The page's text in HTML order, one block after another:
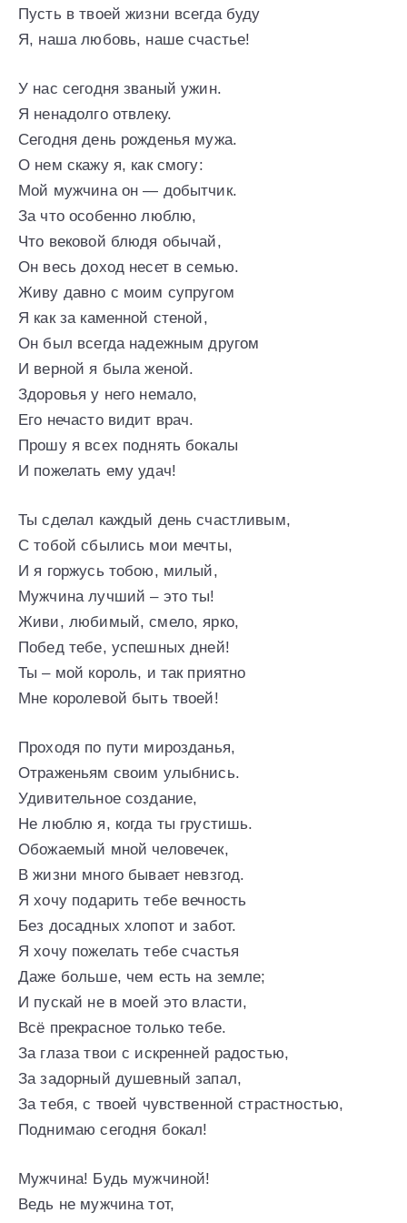
Пусть в твоей жизни всегда буду
Я, наша любовь, наше счастье!
У нас сегодня званый ужин.
Я ненадолго отвлеку.
Сегодня день рожденья мужа.
О нем скажу я, как смогу:
Мой мужчина он — добытчик.
За что особенно люблю,
Что вековой блюдя обычай,
Он весь доход несет в семью.
Живу давно с моим супругом
Я как за каменной стеной,
Он был всегда надежным другом
И верной я была женой.
Здоровья у него немало,
Его нечасто видит врач.
Прошу я всех поднять бокалы
И пожелать ему удач!
Ты сделал каждый день счастливым,
С тобой сбылись мои мечты,
И я горжусь тобою, милый,
Мужчина лучший – это ты!
Живи, любимый, смело, ярко,
Побед тебе, успешных дней!
Ты – мой король, и так приятно
Мне королевой быть твоей!
Проходя по пути мирозданья,
Отраженьям своим улыбнись.
Удивительное создание,
Не люблю я, когда ты грустишь.
Обожаемый мной человечек,
В жизни много бывает невзгод.
Я хочу подарить тебе вечность
Без досадных хлопот и забот.
Я хочу пожелать тебе счастья
Даже больше, чем есть на земле;
И пускай не в моей это власти,
Всё прекрасное только тебе.
За глаза твои с искренней радостью,
За задорный душевный запал,
За тебя, с твоей чувственной страстностью,
Поднимаю сегодня бокал!
Мужчина! Будь мужчиной!
Ведь не мужчина тот,